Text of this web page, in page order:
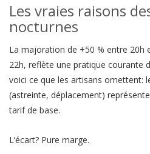
Les vraies raisons
nocturnes
La majoration de +50 % entre 20h
22h, reflète une pratique courante
voici ce que les artisans omettent:
(astreinte, déplacement)
tarif de base.
L’écart? Pure marge.